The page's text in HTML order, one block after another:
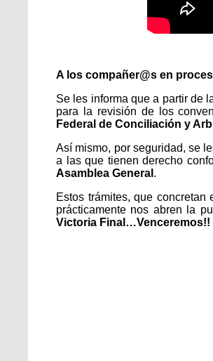
A los compañer@s en
Se les informa que a partir de
para la revisión de los
Federal de Conciliación y
Así mismo, por seguridad, se
a las que tienen derecho
Asamblea General .
Estos trámites, que
prácticamente nos abren la
Victoria Final…Venceremos!!